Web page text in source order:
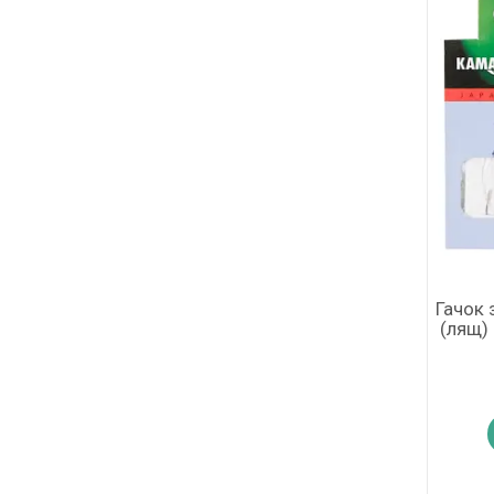
Гачок
(лящ)